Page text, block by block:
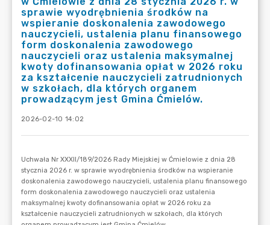
sprawie wyodrębnienia środków na
wspieranie doskonalenia zawodowego
nauczycieli, ustalenia planu finansowego
form doskonalenia zawodowego
nauczycieli oraz ustalenia maksymalnej
kwoty dofinansowania opłat w 2026 roku
za kształcenie nauczycieli zatrudnionych
w szkołach, dla których organem
prowadzącym jest Gmina Ćmielów.
2026-02-10 14:02